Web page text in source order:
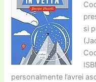
si
personalmente l’avrei